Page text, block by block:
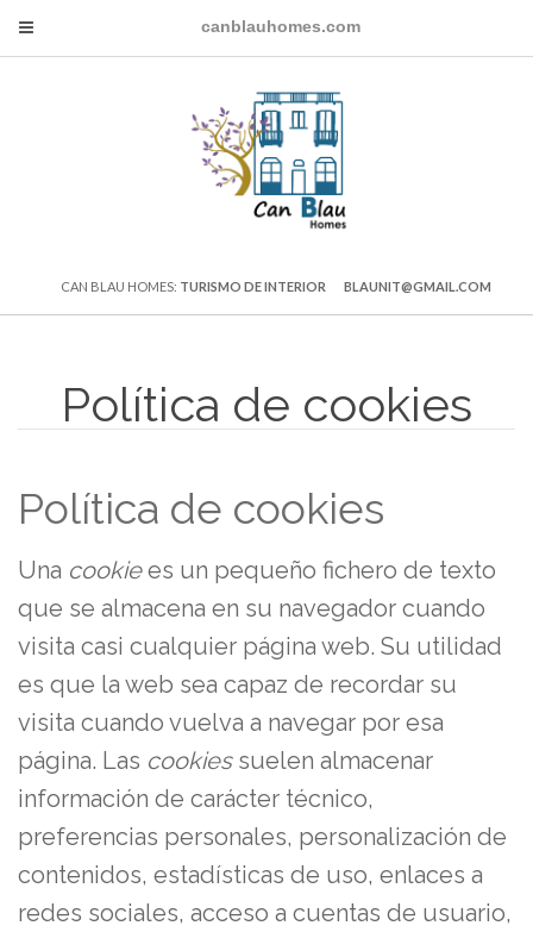
canblauhomes.com
CAN BLAU HOMES: TURISMO DE INTERIOR BLAUNIT@GMAIL.COM
Política de cookies
Política de cookies
Una cookiees un pequeño fichero de texto
que se almacena en su navegador cuando
visita casi cualquier página web. Su utilidad
es que la web sea capaz de recordar su
visita cuando vuelva a navegar por esa
página. Las cookiessuelen almacenar
información de carácter técnico,
preferencias personales, personalización de
contenidos, estadísticas de uso, enlaces a
redes sociales, acceso a cuentas de usuario,